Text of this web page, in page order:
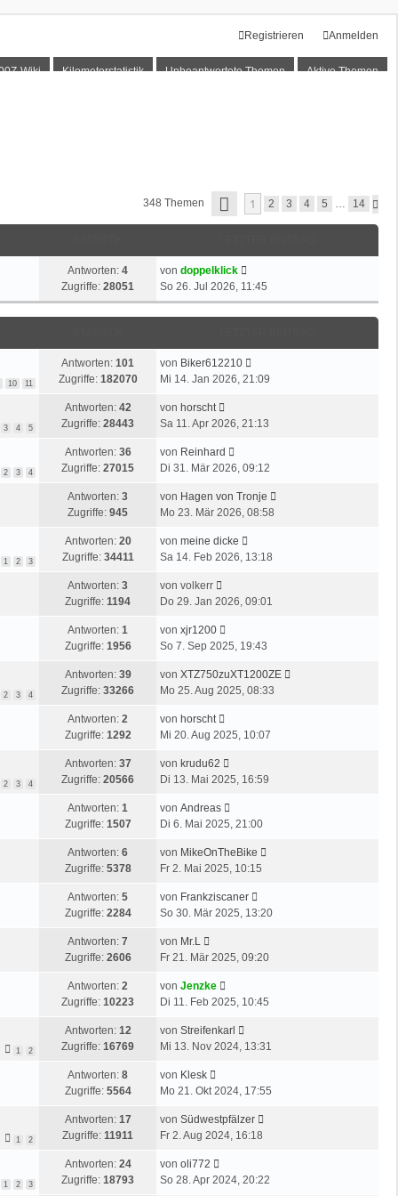
Anmelden
Registrieren
Wiki Kilometerstatistik Unbeantwortete Themen Aktive Themen
348 Themen
I
V
O
N
1 2 3 4 5 … 14
Antworten: 4
Zugriffe: 28051
L
e
t
z
e
r
B
i
t
a
von doppelklick
So 26. Jul 2026, 11:45
10 11
Antworten: 101
Zugriffe: 182070
L
e
z
t
r
B
i
r
a
von Biker612210
Mi 14. Jan 2026, 21:09
3 4 5
Antworten: 42
Zugriffe: 28443
L
e
z
t
r
B
i
r
a
von horscht
Sa 11. Apr 2026, 21:13
2 3 4
Antworten: 36
Zugriffe: 27015
L
e
z
t
r
B
i
r
a
von Reinhard
Di 31. Mär 2026, 09:12
Antworten: 3
Zugriffe: 945
L
e
z
t
r
B
i
r
a
von Hagen von Tronje
Mo 23. Mär 2026, 08:58
1 2 3
Antworten: 20
Zugriffe: 34411
L
e
z
t
r
B
i
r
a
von meine dicke
Sa 14. Feb 2026, 13:18
Antworten: 3
Zugriffe: 1194
L
e
z
t
r
B
i
r
a
von volkerr
Do 29. Jan 2026, 09:01
Antworten: 1
Zugriffe: 1956
L
e
z
t
r
B
i
r
a
von xjr1200
So 7. Sep 2025, 19:43
2 3 4
Antworten: 39
Zugriffe: 33266
L
e
z
t
r
B
i
r
a
von XTZ750zuXT1200ZE
Mo 25. Aug 2025, 08:33
Antworten: 2
Zugriffe: 1292
L
e
z
t
r
B
i
r
a
von horscht
Mi 20. Aug 2025, 10:07
2 3 4
Antworten: 37
Zugriffe: 20566
L
e
z
t
r
B
i
r
a
von krudu62
Di 13. Mai 2025, 16:59
Antworten: 1
Zugriffe: 1507
L
e
z
t
r
B
i
r
a
von Andreas
Di 6. Mai 2025, 21:00
Antworten: 6
Zugriffe: 5378
L
e
z
t
r
B
i
r
a
von MikeOnTheBike
Fr 2. Mai 2025, 10:15
Antworten: 5
Zugriffe: 2284
L
e
z
t
r
B
i
r
a
von Frankziscaner
So 30. Mär 2025, 13:20
Antworten: 7
Zugriffe: 2606
L
e
z
t
r
B
i
r
a
von Mr.L
Fr 21. Mär 2025, 09:20
Antworten: 2
Zugriffe: 10223
L
e
z
t
r
B
i
r
a
von Jenzke
Di 11. Feb 2025, 10:45
1 2
Antworten: 12
Zugriffe: 16769
L
e
z
t
r
B
i
von Streifenkarl
Mi 13. Nov 2024, 13:31
Antworten: 8
Zugriffe: 5564
L
e
z
t
r
B
von Klesk
Mo 21. Okt 2024, 17:55
1 2
Antworten: 17
Zugriffe: 11911
L
e
z
t
von Südwestpfälzer
Fr 2. Aug 2024, 16:18
1 2 3
Antworten: 24
Zugriffe: 18793
L
e
von oli772
So 28. Apr 2024, 20:22